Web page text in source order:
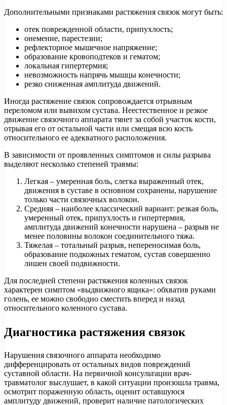
Дополнительными признаками растяжения связок могут быть:
отек поврежденной области, припухлость;
онемение, парестезии;
рефлекторное мышечное напряжение;
образование кровоподтеков и гематом;
локальная гипертермия;
невозможность напрячь мышцы конечности;
резко сниженная амплитуда движений.
Иногда растяжение связок сопровождается отрывным
переломом или вывихом сустава. Неестественное и резкое
движение связочного аппарата тянет за собой участок кости,
отрывая его от остальной части или смещая всю кость
относительного ее адекватного расположения.
В зависимости от проявленных симптомов и силы разрыва
выделяют несколько степеней травмы:
Легкая – умеренная боль, слегка выраженный отек,
движения в суставе в основном сохранены, нарушение
только части связочных волокон.
Средняя – наиболее классический вариант: резкая боль,
умеренный отек, припухлость и гипертермия,
амплитуда движений конечности нарушена – разрыв не
менее половины волокон соединительного тяжа.
Тяжелая – тотальный разрыв, непереносимая боль,
образование подкожных гематом, сустав совершенно
лишен своей подвижности.
Для последней степени растяжения коленных связок
характерен симптом «выдвижного ящика»: обхватив руками
голень, ее можно свободно сместить вперед и назад
относительного коленного сустава.
Диагностика растяжения связок
Нарушения связочного аппарата необходимо
дифференцировать от остальных видов повреждений
суставной области. На первичной консультации врач-
травматолог выслушает, в какой ситуации произошла травма,
осмотрит пораженную область, оценит оставшуюся
амплитуду движений, проверит наличие патологических